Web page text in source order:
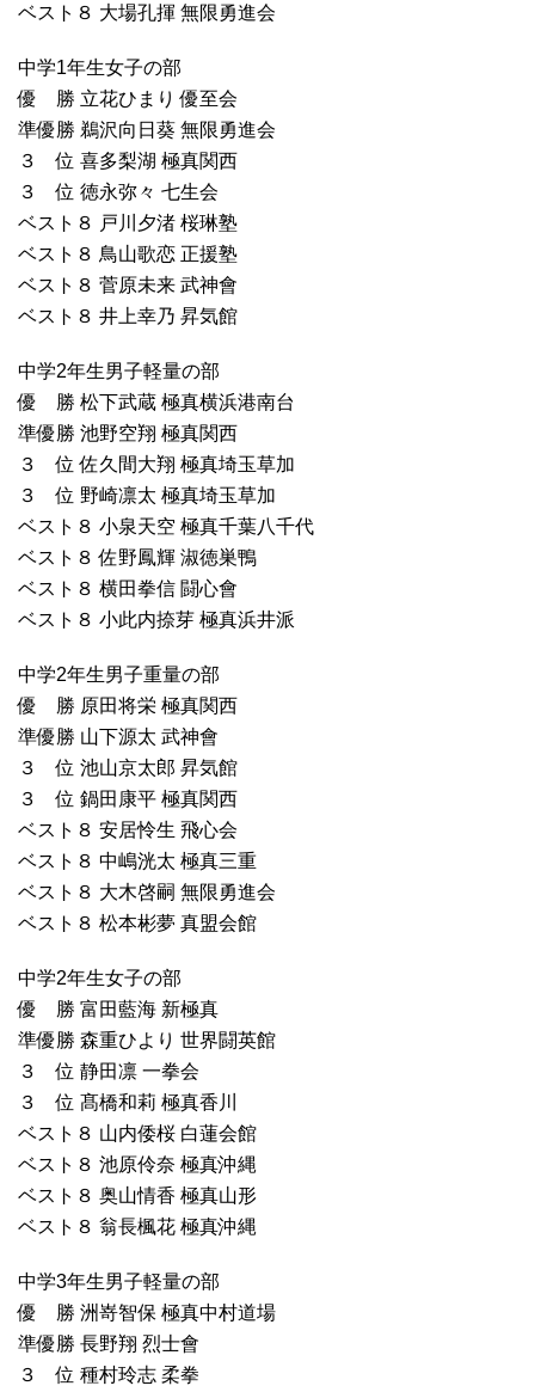
ベスト８ 大場孔揮 無限勇進会
中学1年生女子の部
優 勝 立花ひまり 優至会
準優勝 鵜沢向日葵 無限勇進会
３ 位 喜多梨湖 極真関西
３ 位 徳永弥々 七生会
ベスト８ 戸川夕渚 桜琳塾
ベスト８ 鳥山歌恋 正援塾
ベスト８ 菅原未来 武神會
ベスト８ 井上幸乃 昇気館
中学2年生男子軽量の部
優 勝 松下武蔵 極真横浜港南台
準優勝 池野空翔 極真関西
３ 位 佐久間大翔 極真埼玉草加
３ 位 野崎凛太 極真埼玉草加
ベスト８ 小泉天空 極真千葉八千代
ベスト８ 佐野鳳輝 淑徳巣鴨
ベスト８ 横田拳信 闘心會
ベスト８ 小此内捺芽 極真浜井派
中学2年生男子重量の部
優 勝 原田将栄 極真関西
準優勝 山下源太 武神會
３ 位 池山京太郎 昇気館
３ 位 鍋田康平 極真関西
ベスト８ 安居怜生 飛心会
ベスト８ 中嶋洸太 極真三重
ベスト８ 大木啓嗣 無限勇進会
ベスト８ 松本彬夢 真盟会館
中学2年生女子の部
優 勝 富田藍海 新極真
準優勝 森重ひより 世界闘英館
３ 位 静田凛 一拳会
３ 位 髙橋和莉 極真香川
ベスト８ 山内倭桜 白蓮会館
ベスト８ 池原伶奈 極真沖縄
ベスト８ 奥山情香 極真山形
ベスト８ 翁長楓花 極真沖縄
中学3年生男子軽量の部
優 勝 洲嵜智保 極真中村道場
準優勝 長野翔 烈士會
３ 位 種村玲志 柔拳